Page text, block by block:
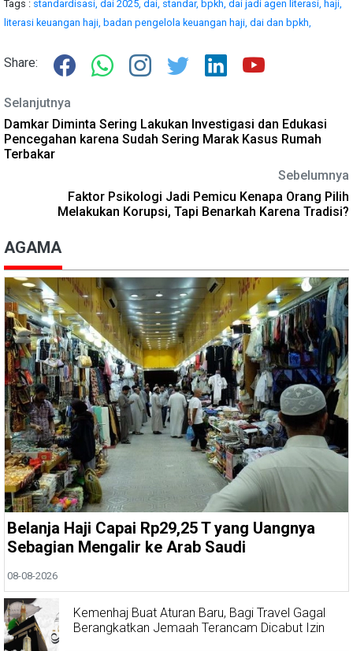
Tags : standardisasi, dai 2025, dai, standar, bpkh, dai jadi agen literasi, haji,
literasi keuangan haji, badan pengelola keuangan haji, dai dan bpkh,
Share:
Selanjutnya
Damkar Diminta Sering Lakukan Investigasi dan Edukasi
Pencegahan karena Sudah Sering Marak Kasus Rumah
Terbakar
Sebelumnya
Faktor Psikologi Jadi Pemicu Kenapa Orang Pilih
Melakukan Korupsi, Tapi Benarkah Karena Tradisi?
AGAMA
Belanja Haji Capai Rp29,25 T yang Uangnya
Sebagian Mengalir ke Arab Saudi
08-08-2026
Kemenhaj Buat Aturan Baru, Bagi Travel Gagal
Berangkatkan Jemaah Terancam Dicabut Izin